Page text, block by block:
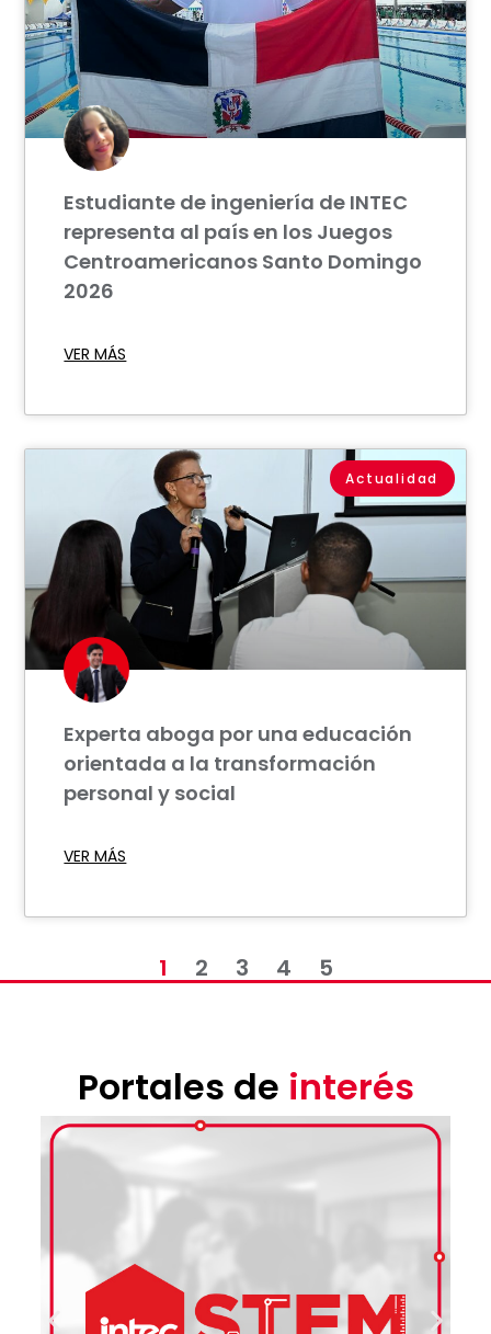
Estudiante de ingeniería de INTEC
representa al país en los Juegos
Centroamericanos Santo Domingo
2026
VER MÁS
Actualidad
Experta aboga por una educación
orientada a la transformación
personal y social
VER MÁS
1 2 3 4 5
Portales de interés